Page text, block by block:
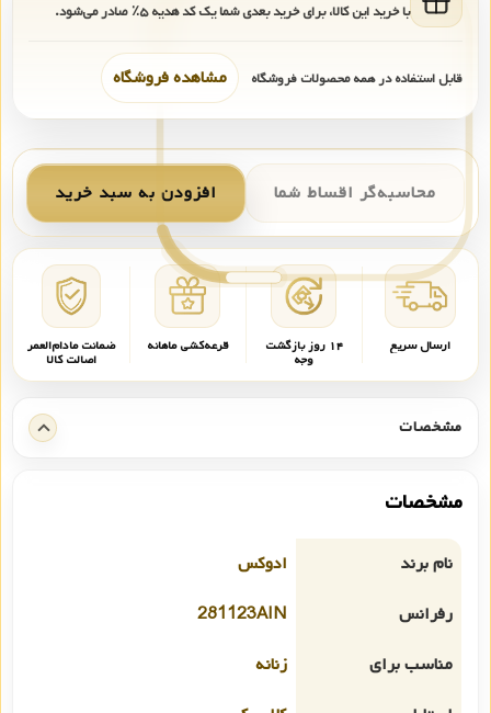
با خرید این کالا، برای خرید بعدی شما یک کد هدیه۵٪ صادر می‌شود.
قابل استفاده در همه محصولات فروشگاه مشاهده فروشگاه
محاسبه‌گر اقساط شما افزودن به سبد خرید
ارسال سریع ۱۴ روز بازگشت
وجه
قرعه‌کشی ماهانه ضمانت مادام‌العمر
اصالت کالا
مشخصات
مشخصات
نام برند
ادوکس
رفرانس
281123AIN
مناسب برای
زنانه